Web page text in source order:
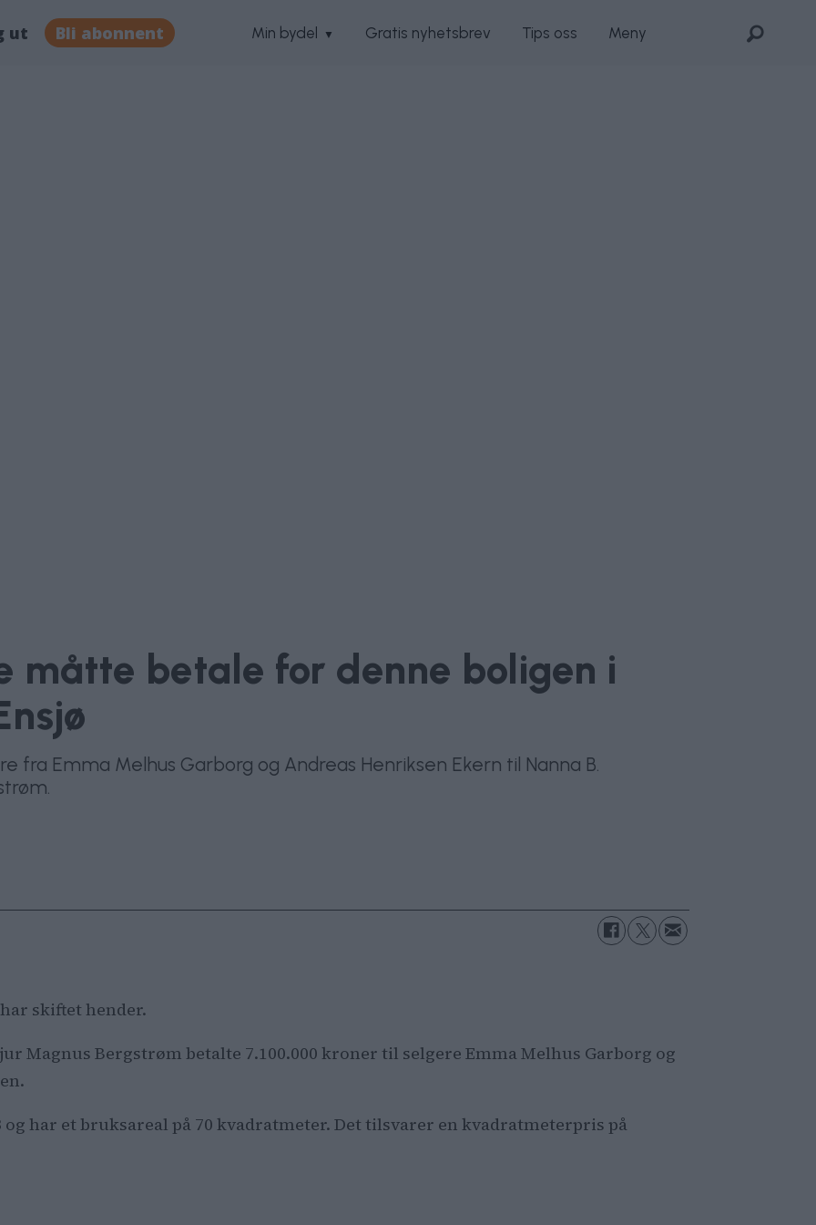
ut Bli abonnent Min bydel Gratis nyhetsbrev Tips oss Meny
måtte betale for denne boligen i
fra Emma Melhus Garborg og Andreas Henriksen Ekern til Nanna B.
skiftet hender.
Magnus Bergstrøm betalte 7.100.000 kroner til selgere Emma Melhus Garborg og
har et bruksareal på 70 kvadratmeter. Det tilsvarer en kvadratmeterpris på